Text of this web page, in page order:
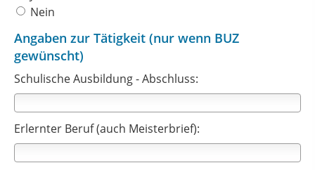
Nein
Angaben zur Tätigkeit (nur wenn BUZ
gewünscht)
Schulische Ausbildung - Abschluss:
Erlernter Beruf (auch Meisterbrief):